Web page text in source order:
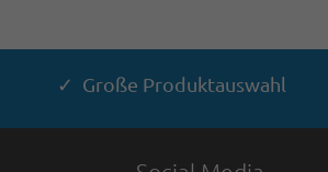
✓ Große Produktauswahl